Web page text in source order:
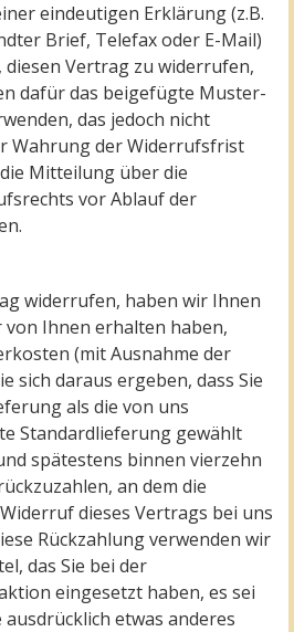
eindeutigen Erklärung (z.B.
Brief, Telefax oder E-Mail)
Vertrag zu widerrufen,
dafür das beigefügte Muster-
das jedoch nicht
Wahrung der Widerrufsfrist
Mitteilung über die
vor Ablauf der
widerrufen, haben wir Ihnen
Ihnen erhalten haben,
(mit Ausnahme der
sich daraus ergeben, dass Sie
als die von uns
Standardlieferung gewählt
spätestens binnen vierzehn
an dem die
dieses Vertrags bei uns
Rückzahlung verwenden wir
das Sie bei der
eingesetzt haben, es sei
etwas anderes